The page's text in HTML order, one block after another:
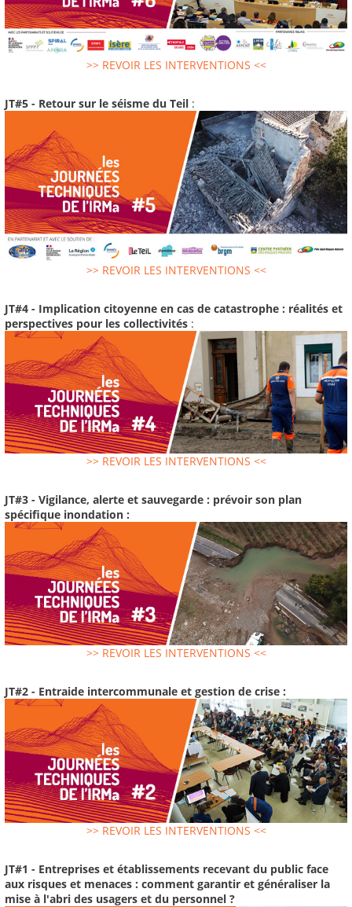
>> REVOIR LES INTERVENTIONS <<
JT#5 - Retour sur le séisme du Teil :
>> REVOIR LES INTERVENTIONS <<
JT#4 - Implication citoyenne en cas de catastrophe : réalités et
perspectives pour les collectivités :
>> REVOIR LES INTERVENTIONS <<
JT#3 - Vigilance, alerte et sauvegarde : prévoir son plan
spécifique inondation :
>> REVOIR LES INTERVENTIONS <<
JT#2 - Entraide intercommunale et gestion de crise :
>> REVOIR LES INTERVENTIONS <<
JT#1 - Entreprises et établissements recevant du public face
aux risques et menaces : comment garantir et généraliser la
mise à l'abri des usagers et du personnel ?